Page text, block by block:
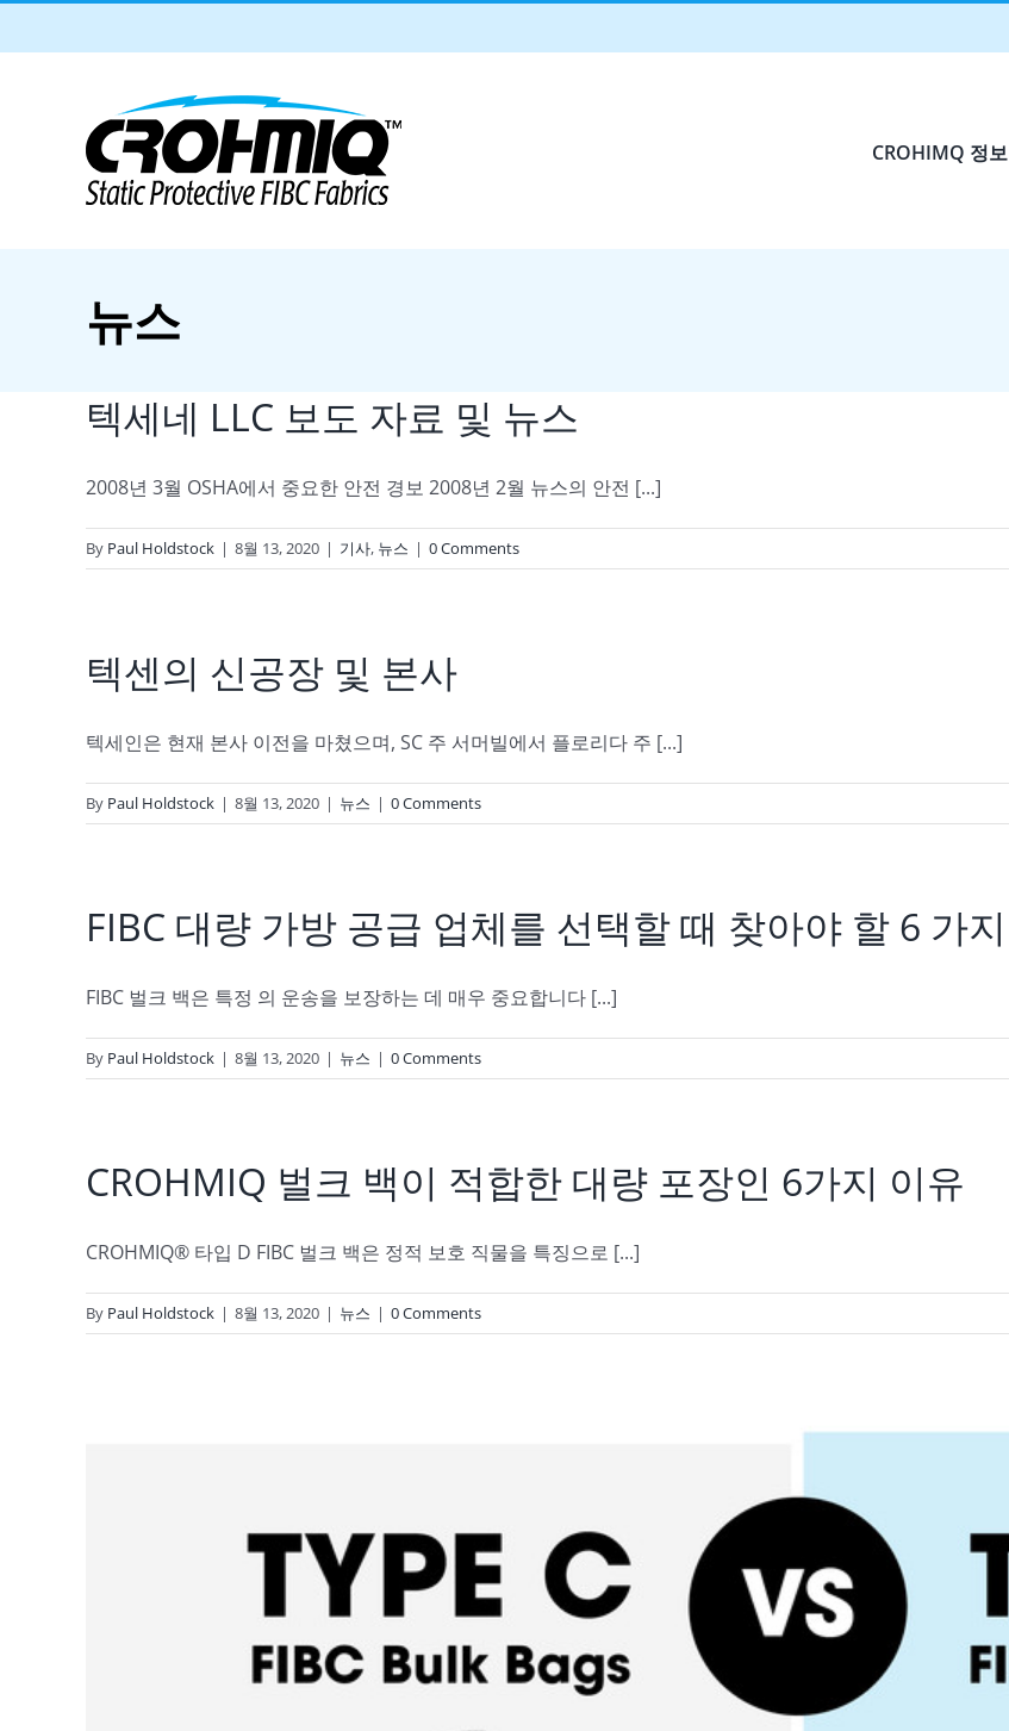
to
CROHIMQ 정보
뉴스
텍세네 LLC 보도 자료 및 뉴스
2008년 3월 OSHA에서 중요한 안전 경보 2008년 2월 뉴스의 안전 [...]
By Paul Holdstock | 8월 13, 2020 | 기사, 뉴스 | 0 Comments
텍센의 신공장 및 본사
텍세인은 현재 본사 이전을 마쳤으며, SC 주 서머빌에서 플로리다 주 [...]
By Paul Holdstock | 8월 13, 2020 | 뉴스 | 0 Comments
FIBC 대량 가방 공급 업체를 선택할 때 찾아야 할 6 가지
FIBC 벌크 백은 특정 의 운송을 보장하는 데 매우 중요합니다 [...]
By Paul Holdstock | 8월 13, 2020 | 뉴스 | 0 Comments
CROHMIQ 벌크 백이 적합한 대량 포장인 6가지 이유
CROHMIQ® 타입 D FIBC 벌크 백은 정적 보호 직물을 특징으로 [...]
By Paul Holdstock | 8월 13, 2020 | 뉴스 | 0 Comments